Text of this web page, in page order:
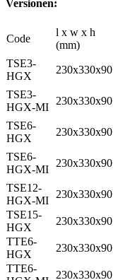
Versionen:
Code
l x w x h
(mm)
TSE3-
HGX
230x330x90
TSE3-
HGX-MI
230x330x90
TSE6-
HGX
230x330x90
TSE6-
HGX-MI
230x330x90
TSE12-
HGX-MI
230x330x90
TSE15-
HGX
230x330x90
TTE6-
HGX
230x330x90
TTE6-
230x330x90